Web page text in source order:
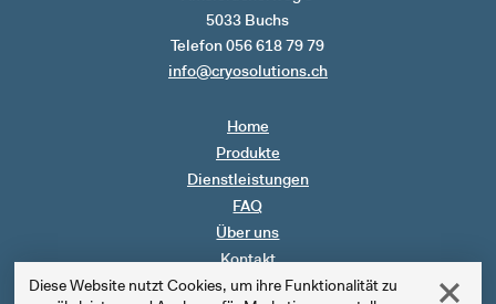
Diese Website nutzt Cookies, um ihre Funktionalität zu
5033 Buchs
Telefon 056 618 79 79
info@cryosolutions.ch
Home
Produkte
Dienstleistungen
FAQ
Über uns
Kontakt